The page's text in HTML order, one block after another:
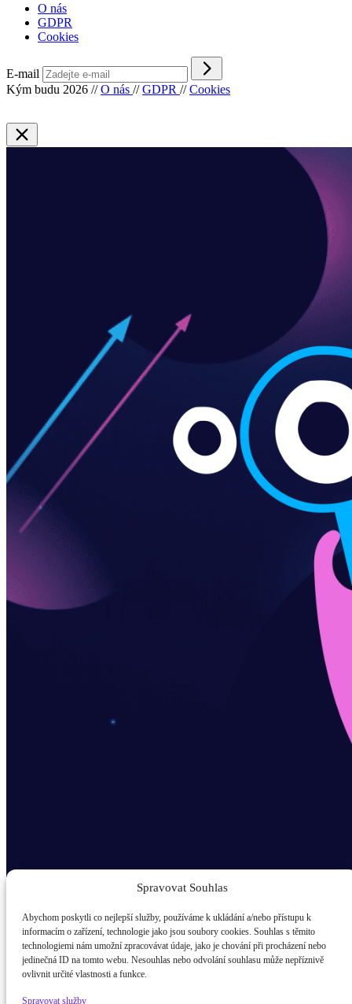
Spravovat Souhlas
Abychom poskytli co nejlepší služby, používáme k ukládání a/nebo přístupu k
informacím o zařízení, technologie jako jsou soubory cookies. Souhlas s těmito
technologiemi nám umožní zpracovávat údaje, jako je chování při procházení nebo
jedinečná ID na tomto webu. Nesouhlas nebo odvolání souhlasu může nepříznivě
ovlivnit určité vlastnosti a funkce.
Spravovat služby
O nás
GDPR
Cookies
E-mail
Kým budu 2026 // O nás // GDPR // Cookies
Odběr novinek popup
E-mail